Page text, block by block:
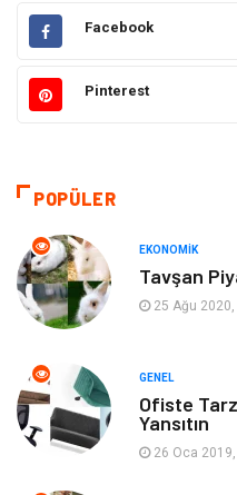
Hukuk
Elektronik
Sağlıklı Yaşam
Otomotiv
Tatil
Yeme & İçme
Facebook
Pinterest
POPÜLER
EKONOMIK
Tavşan
25 Ağu 2020,
GENEL
Ofiste
Yansıtın
26 Oca 2019,